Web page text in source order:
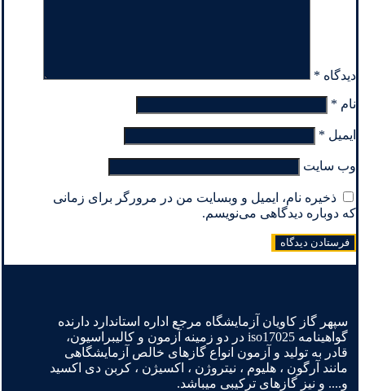
دیدگاه *
نام *
ایمیل *
وب‌ سایت
ذخیره نام، ایمیل و وبسایت من در مرورگر برای زمانی
که دوباره دیدگاهی می‌نویسم.
سپهر گاز کاویان آزمایشگاه مرجع اداره استاندارد دارنده
گواهینامه iso17025 در دو زمینه آزمون و کالیبراسیون،
قادر به تولید و آزمون انواع گازهای خالص آزمایشگاهی
مانند آرگون ، هلیوم ، نیتروژن ، اکسیژن ، کربن دی اکسید
و.... و نیز گازهای ترکیبی میباشد.